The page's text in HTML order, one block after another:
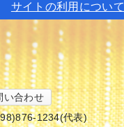
サイトの利用について
い合わせ
1234(代表)